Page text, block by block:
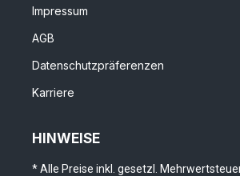
Impressum
AGB
Datenschutzpräferenzen
Karriere
HINWEISE
* Alle Preise inkl. gesetzl. Mehrwertsteuer